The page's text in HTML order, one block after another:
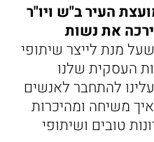
העיר ב"ש ויו"ר
את נשות
מנת לייצר שיתופי
העסקית שלנו
להתחבר לאנשים
משיחה ומהיכרות
טובים ושיתופי